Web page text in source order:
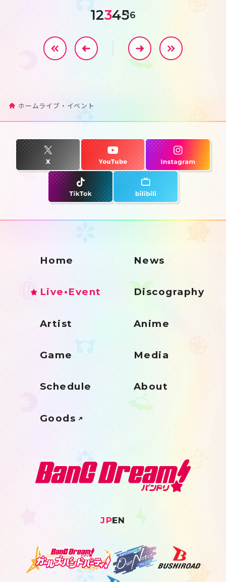
1234516
ホームライブ・イベント
Home News
Live•Event Discography
Artist Anime
Game Media
Schedule About
Goods
JPEN